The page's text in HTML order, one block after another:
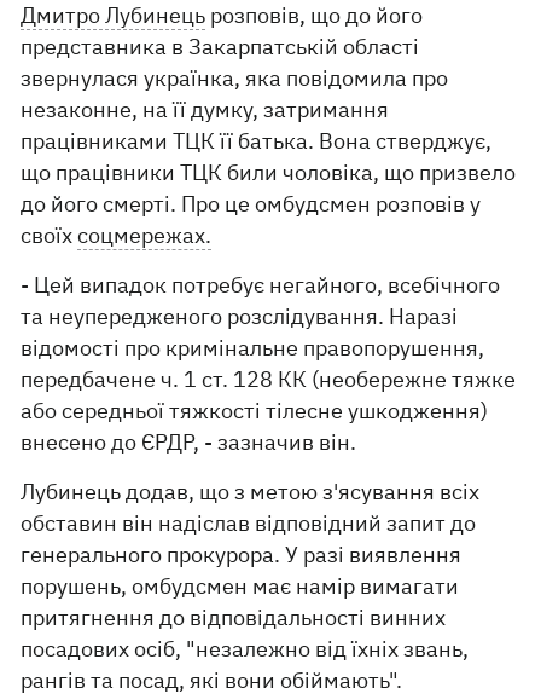
Дмитро Лубинець розповів, що до його
представника в Закарпатській області
звернулася українка, яка повідомила про
незаконне, на її думку, затримання
працівниками ТЦК її батька. Вона стверджує,
що працівники ТЦК били чоловіка, що призвело
до його смерті. Про це омбудсмен розповів у
своїхсоцмережах.
- Цей випадок потребує негайного, всебічного
та неупередженого розслідування. Наразі
відомості про кримінальне правопорушення,
передбачене ч. 1 ст. 128 КК (необережне тяжке
або середньої тяжкості тілесне ушкодження)
внесено до ЄРДР, - зазначив він.
Лубинець додав, що з метою з'ясування всіх
обставин він надіслав відповідний запит до
генерального прокурора. У разі виявлення
порушень, омбудсмен має намір вимагати
притягнення до відповідальності винних
посадових осіб, "незалежно від їхніх звань,
рангів та посад, які вони обіймають".